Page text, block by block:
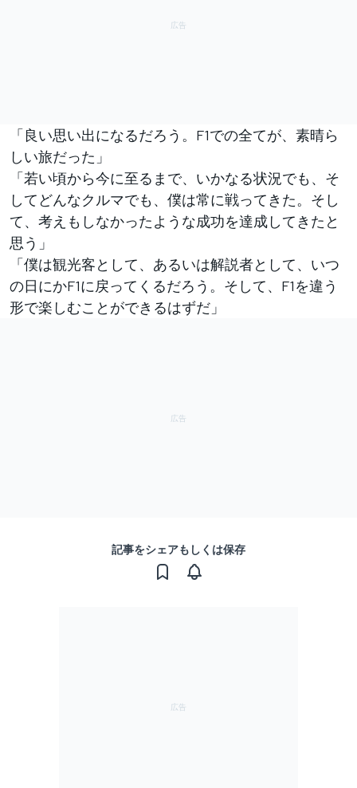
「良い思い出になるだろう。F1での全てが、素晴ら
しい旅だった」
「若い頃から今に至るまで、いかなる状況でも、そ
してどんなクルマでも、僕は常に戦ってきた。そし
て、考えもしなかったような成功を達成してきたと
思う」
「僕は観光客として、あるいは解説者として、いつ
の日にかF1に戻ってくるだろう。そして、F1を違う
形で楽しむことができるはずだ」
記事をシェアもしくは保存